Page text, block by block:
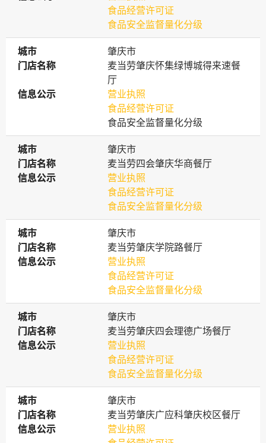
食品经营许可证
食品安全监督量化分级
城市
城市
肇庆市
门店名称
门店名称
麦当劳肇庆怀集绿博城得来速餐
厅
信息公示
信息公示
营业执照
食品经营许可证
食品安全监督量化分级
城市
城市
肇庆市
门店名称
门店名称
麦当劳四会肇庆华商餐厅
信息公示
信息公示
营业执照
食品经营许可证
食品安全监督量化分级
城市
城市
肇庆市
门店名称
门店名称
麦当劳肇庆学院路餐厅
信息公示
信息公示
营业执照
食品经营许可证
食品安全监督量化分级
城市
城市
肇庆市
门店名称
门店名称
麦当劳肇庆四会理德广场餐厅
信息公示
信息公示
营业执照
食品经营许可证
食品安全监督量化分级
城市
城市
肇庆市
门店名称
门店名称
麦当劳肇庆广应科肇庆校区餐厅
信息公示
信息公示
营业执照